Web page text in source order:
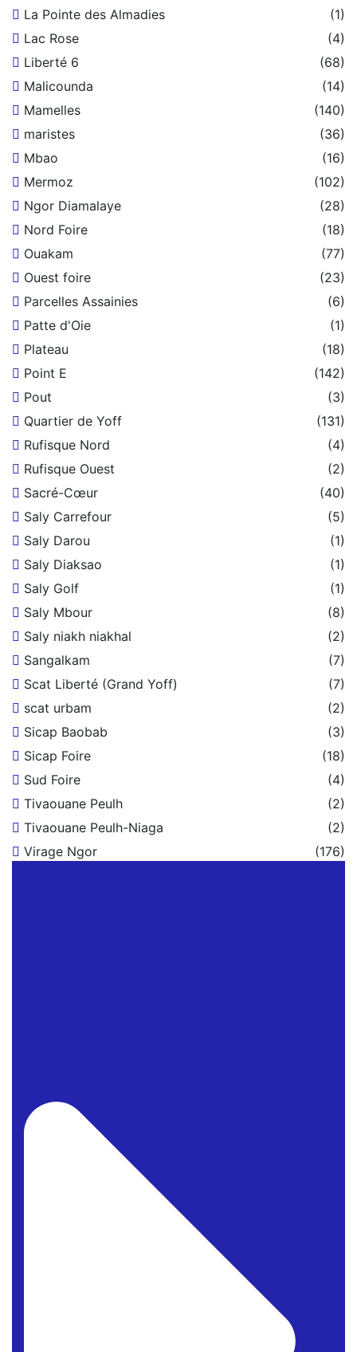
La Pointe des Almadies
(1)
Lac Rose
(4)
Liberté 6
(68)
Malicounda
(14)
Mamelles
(140)
maristes
(36)
Mbao
(16)
Mermoz
(102)
Ngor Diamalaye
(28)
Nord Foire
(18)
Ouakam
(77)
Ouest foire
(23)
Parcelles Assainies
(6)
Patte d'Oie
(1)
Plateau
(18)
Point E
(142)
Pout
(3)
Quartier de Yoff
(131)
Rufisque Nord
(4)
Rufisque Ouest
(2)
Sacré-Cœur
(40)
Saly Carrefour
(5)
Saly Darou
(1)
Saly Diaksao
(1)
Saly Golf
(1)
Saly Mbour
(8)
Saly niakh niakhal
(2)
Sangalkam
(7)
Scat Liberté (Grand Yoff)
(7)
scat urbam
(2)
Sicap Baobab
(3)
Sicap Foire
(18)
Sud Foire
(4)
Tivaouane Peulh
(2)
Tivaouane Peulh-Niaga
(2)
Virage Ngor
(176)